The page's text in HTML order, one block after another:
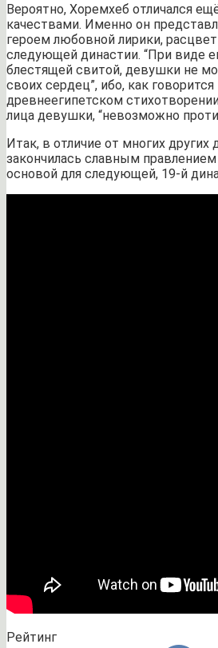
Вероятно, Хоремхеб отличался
качествами. Именно он
героем любовной лирики,
следующей династии. “При виде
блестящей свитой, девушки не
своих сердец”, ибо, как
древнеегипетском
лица девушки, “невозможно
Итак, в отличие от многих других
закончилась славным
основой для следующей, 19-й
Рейтинг